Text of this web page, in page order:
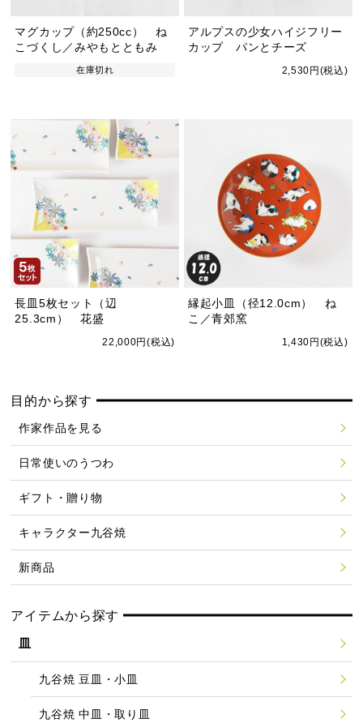
マグカップ（約250cc） ね
こづくし／みやもとともみ
在庫切れ
アルプスの少女ハイジフリー
カップ パンとチーズ
2,530円(税込)
長皿5枚セット（辺
25.3cm） 花盛
22,000円(税込)
縁起小皿（径12.0cm） ね
こ／青郊窯
1,430円(税込)
目的から探す
作家作品を見る
日常使いのうつわ
ギフト・贈り物
キャラクター九谷焼
新商品
アイテムから探す
皿
九谷焼 豆皿・小皿
九谷焼 中皿・取り皿